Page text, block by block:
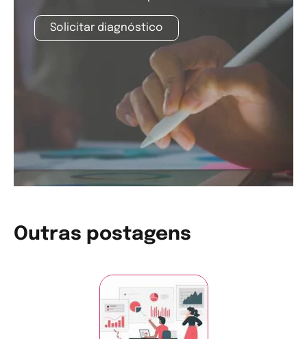
Solicitar diagnóstico
Outras postagens